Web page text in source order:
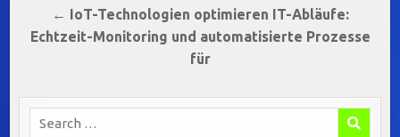
← IoT-Technologien optimieren IT-Abläufe:
Echtzeit-Monitoring und automatisierte Prozesse
für
Search